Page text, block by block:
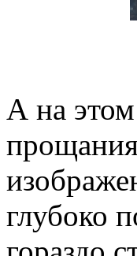
А на этом
глубоко